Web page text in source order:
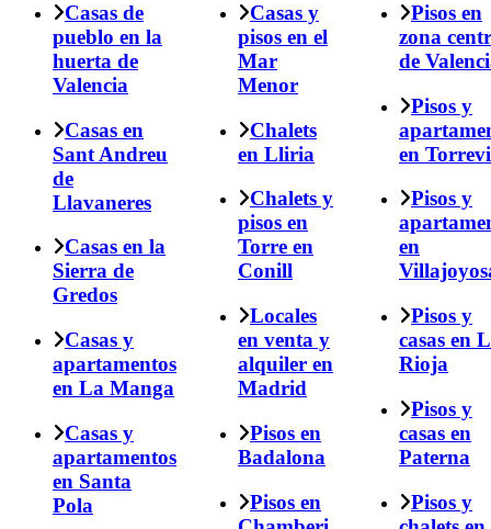
Casas de
pueblo en la
huerta de
Valencia
Casas en
Sant Andreu
de
Llavaneres
Casas en la
Sierra de
Gredos
Casas y
apartamentos
en La Manga
Casas y
apartamentos
en Santa
Pola
Casas y
pisos en el
Mar
Menor
Chalets
en Lliria
Chalets y
pisos en
Torre en
Conill
Locales
en venta y
alquiler en
Madrid
Pisos en
Badalona
Pisos en
Pisos en
zona
de
Pisos y
en
Pisos y
en
Pisos y
casas en
Rioja
Pisos y
casas en
Paterna
Pisos y